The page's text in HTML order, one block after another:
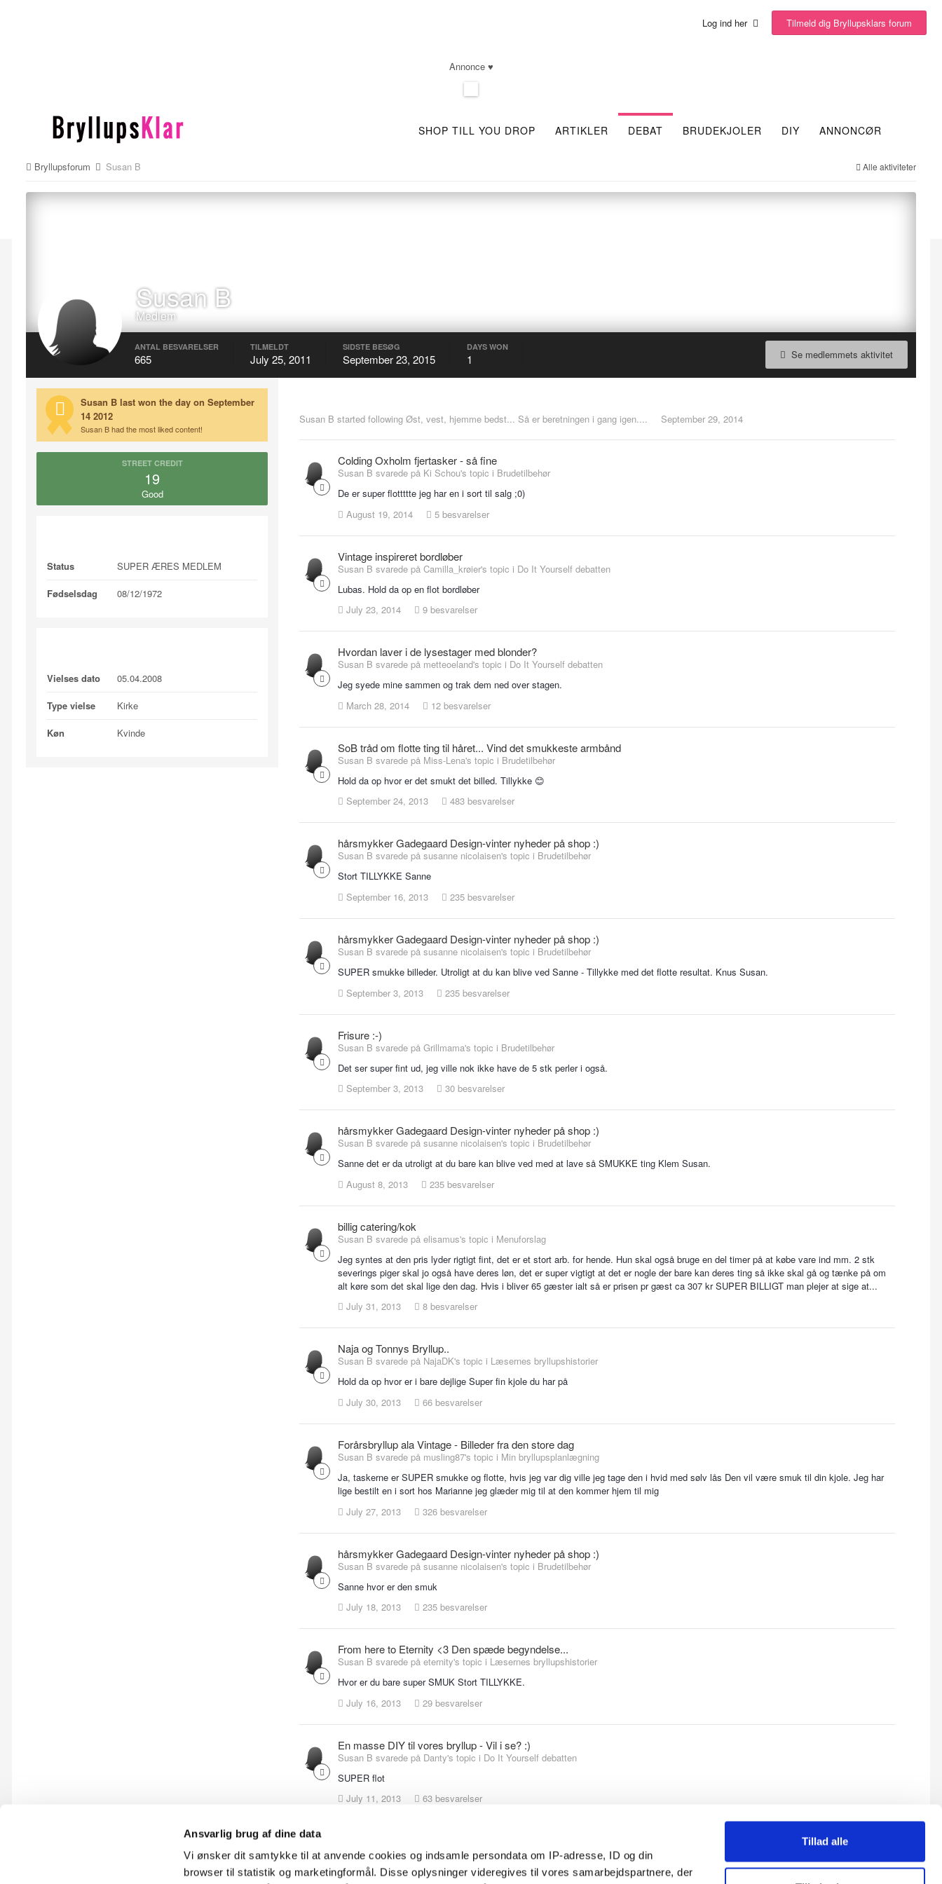
Ansvarlig brug af dine data
Vi ønsker dit samtykke til at anvende cookies og indsamle persondata om IP-adresse, ID og din
browser til statistik og marketingformål. Disse oplysninger videregives til vores samarbejdspartnere, der
Tillad alle
Log ind her Tilmeld dig Bryllupsklars forum
Annonce ♥
SHOP TILL YOU DROP ARTIKLER DEBAT BRUDEKJOLER DIY ANNONCØR
Alle aktiviteter
Bryllupsforum Susan B
Susan B
Medlem
Se medlemmets aktivitet
ANTAL BESVARELSER
665
TILMELDT
July 25, 2011
SIDSTE BESØG
September 23, 2015
DAYS WON
1
Susan B last won the day on September
14 2012
Susan B had the most liked content!
STREET CREDIT
19
Good
Status SUPER ÆRES MEDLEM
Fødselsdag 08/12/1972
Vielses dato 05.04.2008
Type vielse Kirke
Køn Kvinde
Susan B started following Øst, vest, hjemme bedst... Så er beretningen i gang igen.... September 29, 2014
Colding Oxholm fjertasker - så fine
Susan B svarede på Ki Schou's topic i Brudetilbehør
De er super flottttte jeg har en i sort til salg ;0)
August 19, 2014
5 besvarelser
Vintage inspireret bordløber
Susan B svarede på Camilla_krøier's topic i Do It Yourself debatten
Lubas. Hold da op en flot bordløber
July 23, 2014
9 besvarelser
Hvordan laver i de lysestager med blonder?
Susan B svarede på metteoeland's topic i Do It Yourself debatten
Jeg syede mine sammen og trak dem ned over stagen.
March 28, 2014
12 besvarelser
SoB tråd om flotte ting til håret... Vind det smukkeste armbånd
Susan B svarede på Miss-Lena's topic i Brudetilbehør
Hold da op hvor er det smukt det billed. Tillykke 😊
September 24, 2013
483 besvarelser
hårsmykker Gadegaard Design-vinter nyheder på shop :)
Susan B svarede på susanne nicolaisen's topic i Brudetilbehør
Stort TILLYKKE Sanne
September 16, 2013
235 besvarelser
hårsmykker Gadegaard Design-vinter nyheder på shop :)
Susan B svarede på susanne nicolaisen's topic i Brudetilbehør
SUPER smukke billeder. Utroligt at du kan blive ved Sanne - Tillykke med det flotte resultat. Knus Susan.
September 3, 2013
235 besvarelser
Frisure :-)
Susan B svarede på Grillmama's topic i Brudetilbehør
Det ser super fint ud, jeg ville nok ikke have de 5 stk perler i også.
September 3, 2013
30 besvarelser
hårsmykker Gadegaard Design-vinter nyheder på shop :)
Susan B svarede på susanne nicolaisen's topic i Brudetilbehør
Sanne det er da utroligt at du bare kan blive ved med at lave så SMUKKE ting Klem Susan.
August 8, 2013
235 besvarelser
billig catering/kok
Susan B svarede på elisamus's topic i Menuforslag
Jeg syntes at den pris lyder rigtigt fint, det er et stort arb. for hende. Hun skal også bruge en del timer på at købe vare ind mm. 2 stk
severings piger skal jo også have deres løn, det er super vigtigt at det er nogle der bare kan deres ting så ikke skal gå og tænke på om
alt køre som det skal lige den dag. Hvis i bliver 65 gæster ialt så er prisen pr gæst ca 307 kr SUPER BILLIGT man plejer at sige at...
July 31, 2013
8 besvarelser
Naja og Tonnys Bryllup..
Susan B svarede på NajaDK's topic i Læsernes bryllupshistorier
Hold da op hvor er i bare dejlige Super fin kjole du har på
July 30, 2013
66 besvarelser
Forårsbryllup ala Vintage - Billeder fra den store dag
Susan B svarede på musling87's topic i Min bryllupsplanlægning
Ja, taskerne er SUPER smukke og flotte, hvis jeg var dig ville jeg tage den i hvid med sølv lås Den vil være smuk til din kjole. Jeg har
lige bestilt en i sort hos Marianne jeg glæder mig til at den kommer hjem til mig
July 27, 2013
326 besvarelser
hårsmykker Gadegaard Design-vinter nyheder på shop :)
Susan B svarede på susanne nicolaisen's topic i Brudetilbehør
Sanne hvor er den smuk
July 18, 2013
235 besvarelser
From here to Eternity <3 Den spæde begyndelse...
Susan B svarede på eternity's topic i Læsernes bryllupshistorier
Hvor er du bare super SMUK Stort TILLYKKE.
July 16, 2013
29 besvarelser
En masse DIY til vores bryllup - Vil i se? :)
Susan B svarede på Danty's topic i Do It Yourself debatten
SUPER flot
July 11, 2013
63 besvarelser
Susan B svarede på susanne nicolaisen's topic iBrudetilbehør
Sanne, den er super flot Knus Susan.